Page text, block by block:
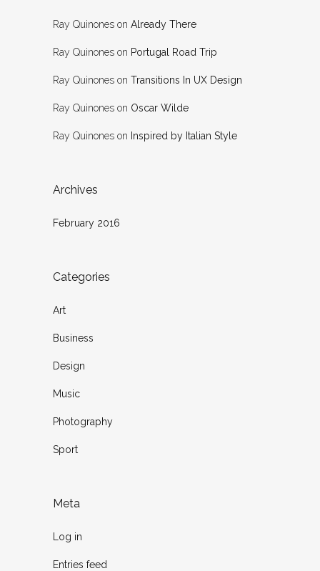
Ray Quinones on Already There
Ray Quinones on Portugal Road Trip
Ray Quinones on Transitions In UX Design
Ray Quinones on Oscar Wilde
Ray Quinones on Inspired by Italian Style
Archives
February 2016
Categories
Art
Business
Design
Music
Photography
Sport
Meta
Log in
Entries feed